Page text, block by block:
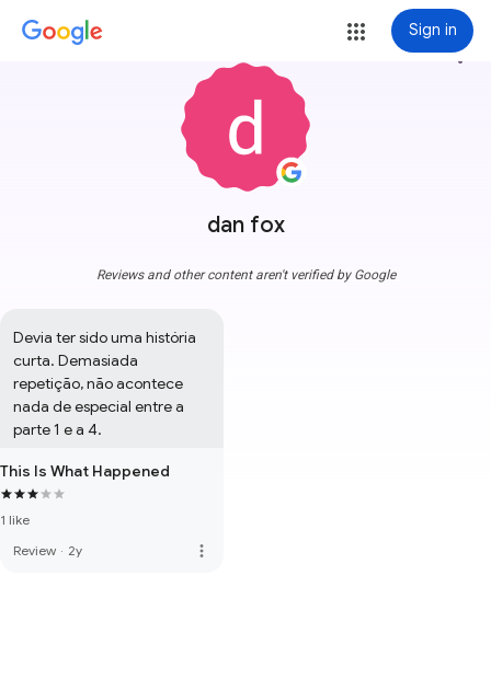
Sign in
dan fox
more_vert
Reviews and other content aren't verified by Google
Devia ter sido uma história
curta. Demasiada
repetição, não acontece
nada de especial entre a
parte 1 e a 4.
This Is What Happened
1 like
Review · 2y more_vert